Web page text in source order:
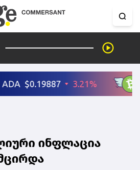
ინფლაცია